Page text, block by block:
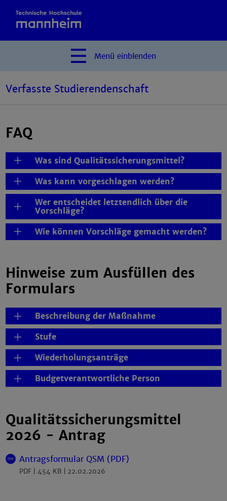
Menü einblenden
Verfasste Studierendenschaft
FAQ
Was sind Qualitätssicherungsmittel?
Was kann vorgeschlagen werden?
Wer entscheidet letztendlich über die
Vorschläge?
Wie können Vorschläge gemacht werden?
Hinweise zum Ausfüllen des
Formulars
Beschreibung der Maßnahme
Stufe
Wiederholungsanträge
Budgetverantwortliche Person
Qualitätssicherungsmittel
2026 - Antrag
Antragsformular QSM (PDF)
PDF 454 KB 22.02.2026